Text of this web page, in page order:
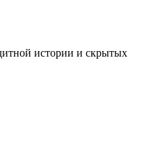
истории и скрытых